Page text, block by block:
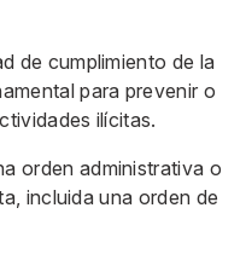
de cumplimiento de la
para prevenir o
ilícitas.
orden administrativa o
incluida una orden de